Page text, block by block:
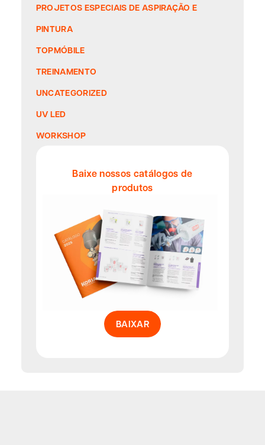
PROJETOS ESPECIAIS DE ASPIRAÇÃO E
PINTURA
TOPMÓBILE
TREINAMENTO
UNCATEGORIZED
UV LED
WORKSHOP
Baixe nossos catálogos de
produtos
BAIXAR